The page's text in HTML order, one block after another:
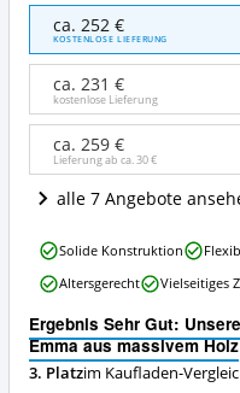
Pinolino
Kaufladen
Emma
aus
massivem
Holz
Angebote:
ist
dieser
erhältlich?
ca. 252 €
KOSTENLOSE LIEFERUNG
ca. 231 €
kostenlose Lieferung
ca. 259 €
Lieferung ab ca.30 €
alle 7 Angebote
Ergebnis Sehr Gut:
Emma aus massivem Holz
3. Platzim Kaufladen-
Pinolino
Kaufladen
Emma
massivem
Holz
Vorteile:
Solide Konstruktion
Altersgerecht
Vielseitiges